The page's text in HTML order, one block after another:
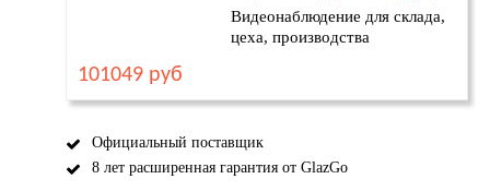
Видеонаблюдение для склада,
цеха, производства
101049 руб
Официальный поставщик
8 лет расширенная гарантия от GlazGo